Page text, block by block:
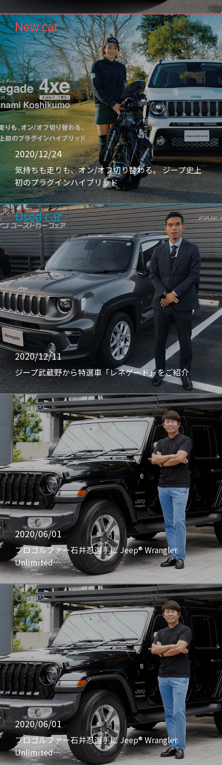
New car
2020/12/24
気持ちも走りも、オン/オフ切り替わる。 ジープ史上
初のプラグインハイブリッド
Used car
2020/12/11
ジープ武蔵野から特選車「レネゲード」をご紹介
Other
2020/06/01
プロゴルファー石井忍選手に Jeep® Wrangler
Unlimited…
Other
2020/06/01
プロゴルファー石井忍選手に Jeep® Wrangler
Unlimited…